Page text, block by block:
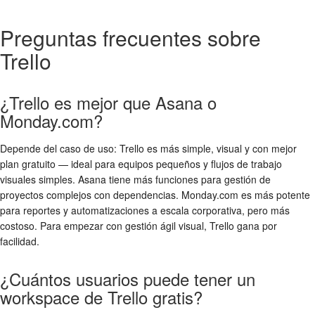
Preguntas frecuentes sobre
Trello
¿Trello es mejor que Asana o
Monday.com?
Depende del caso de uso: Trello es más simple, visual y con mejor
plan gratuito — ideal para equipos pequeños y flujos de trabajo
visuales simples. Asana tiene más funciones para gestión de
proyectos complejos con dependencias. Monday.com es más potente
para reportes y automatizaciones a escala corporativa, pero más
costoso. Para empezar con gestión ágil visual, Trello gana por
facilidad.
¿Cuántos usuarios puede tener un
workspace de Trello gratis?